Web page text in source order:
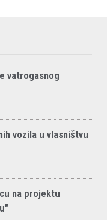
vatrogasnog
vozila u vlasništvu
na projektu